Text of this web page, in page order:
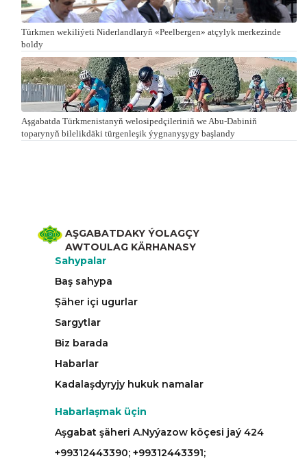
Türkmen wekiliýeti Niderlandlaryň «Peelbergen» atçylyk merkezinde
boldy
Aşgabatda Türkmenistanyň welosipedçileriniň we Abu-Dabiniň
toparynyň bilelikdäki türgenleşik ýygnanyşygy başlandy
AŞGABATDAKY ÝOLAGÇY
AWTOULAG KÄRHANASY
Sahypalar
Baş sahypa
Şäher içi ugurlar
Sargytlar
Biz barada
Habarlar
Kadalaşdyryjy hukuk namalar
Habarlaşmak üçin
Aşgabat şäheri A.Nyýazow köçesi jaý 424
+99312443390; +99312443391;